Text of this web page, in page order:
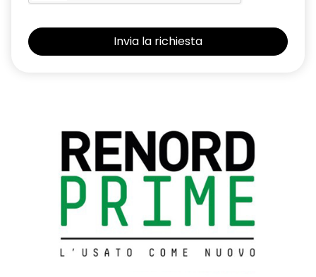
Freno di stazionamento elettrico con funzione auto-hold
Luci diurne FULL LED con firma luminosa dinamica C-SHAPE
Maniglie e paraurti in tinta carrozzeria
Modanature griglia frontale e laterali cromate
Modanature laterali black
Montanti laterali Shiny Black